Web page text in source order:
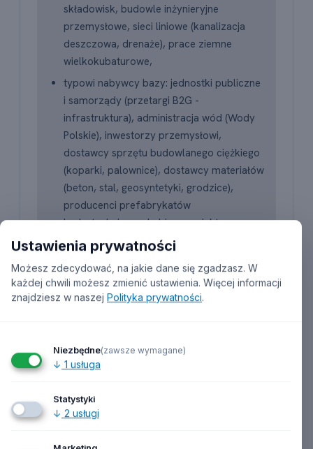
składowisk, budowle inżynieryjne
przemysłowe, sieci liniowe (kanalizacja
deszczowa, drenaże), prace ziemne
wielkokubaturowe,
typowi nabywcy bazy: jednostki publiczne
i samorządy (przetargi B2G -
infrastruktura), administracja wód (Wody
Polskie), inwestorzy przemysłowi,
dostawcy sprzętu budowlanego ciężkiego
(koparki, palownice), dostawcy materiałów
(beton, stal, geosyntetyki, grodzice),
producenci prefabrykatów
hydrotechnicznych, biura projektowe
inżynierskie, doradcy środowiskowi, banki
i fundusze UE.
Najczęściej korzystają z niej:
Działy sprzedaży B2B
outbound, cold callingu i mailingu.
Zespoły marketingu
Ustawienia prywatności
Możesz zdecydować, na jakie dane się zgadzasz. W
każdej chwili możesz zmienić ustawienia. Więcej informacji
znajdziesz w naszej Polityka prywatności.
Niezbędne(zawsze wymagane)
↓ 1 usługa
Statystyki
↓ 2 usługi